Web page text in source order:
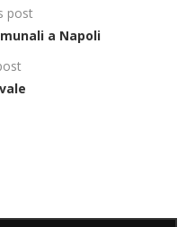
post
a Napoli